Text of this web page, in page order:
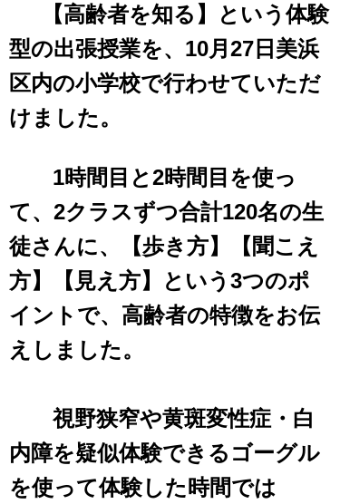
【高齢者を知る】という体験
型の出張授業を、10月27日美浜
区内の小学校で行わせていただ
けました。
1時間目と2時間目を使っ
て、2クラスずつ合計120名の生
徒さんに、
【歩き方】【聞こえ
方】【見え方】という3つのポ
イントで、高齢者の特徴をお伝
えしました。
視野狭窄や黄斑変性症・白
内障を疑似体験できるゴーグル
を使って体験した時間では